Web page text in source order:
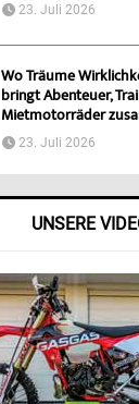
23. Juli 2026
Wo Träume
bringt Abenteuer,
Mietmotorräder
23. Juli 2026
UNSERE